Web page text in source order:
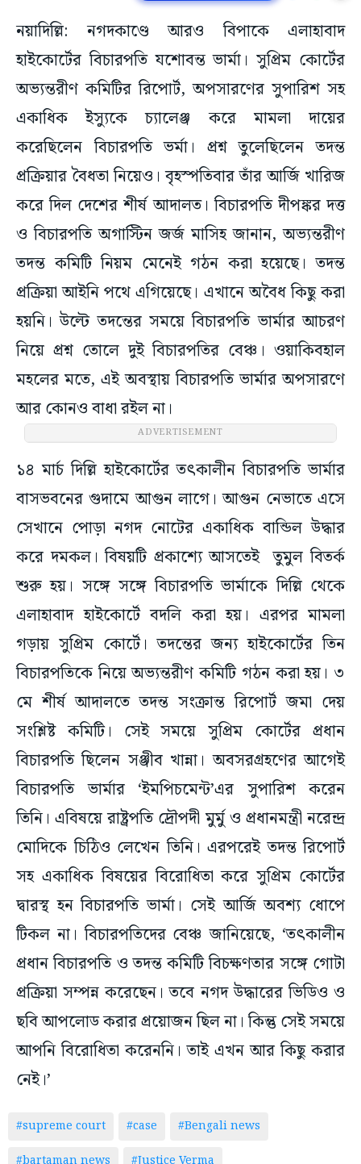
নয়াদিল্লি: নগদকাণ্ডে আরও বিপাকে এলাহাবাদ
হাইকোর্টের বিচারপতি যশোবন্ত ভার্মা। সুপ্রিম কোর্টের
অভ্যন্তরীণ কমিটির রিপোর্ট, অপসারণের সুপারিশ সহ
একাধিক ইস্যুকে চ্যালেঞ্জ করে মামলা দায়ের
করেছিলেন বিচারপতি ভর্মা। প্রশ্ন তুলেছিলেন তদন্ত
প্রক্রিয়ার বৈধতা নিয়েও। বৃহস্পতিবার তাঁর আর্জি খারিজ
করে দিল দেশের শীর্ষ আদালত। বিচারপতি দীপঙ্কর দত্ত
ও বিচারপতি অগাস্টিন জর্জ মাসিহ জানান, অভ্যন্তরীণ
তদন্ত কমিটি নিয়ম মেনেই গঠন করা হয়েছে। তদন্ত
প্রক্রিয়া আইনি পথে এগিয়েছে। এখানে অবৈধ কিছু করা
হয়নি। উল্টে তদন্তের সময়ে বিচারপতি ভার্মার আচরণ
নিয়ে প্রশ্ন তোলে দুই বিচারপতির বেঞ্চ। ওয়াকিবহাল
মহলের মতে, এই অবস্থায় বিচারপতি ভার্মার অপসারণে
আর কোনও বাধা রইল না।
ADVERTISEMENT
১৪ মার্চ দিল্লি হাইকোর্টের তৎকালীন বিচারপতি ভার্মার
বাসভবনের গুদামে আগুন লাগে। আগুন নেভাতে এসে
সেখানে পোড়া নগদ নোটের একাধিক বান্ডিল উদ্ধার
করে দমকল। বিষয়টি প্রকাশ্যে আসতেই তুমুল বিতর্ক
শুরু হয়। সঙ্গে সঙ্গে বিচারপতি ভার্মাকে দিল্লি থেকে
এলাহাবাদ হাইকোর্টে বদলি করা হয়। এরপর মামলা
গড়ায় সুপ্রিম কোর্টে। তদন্তের জন্য হাইকোর্টের তিন
বিচারপতিকে নিয়ে অভ্যন্তরীণ কমিটি গঠন করা হয়। ৩
মে শীর্ষ আদালতে তদন্ত সংক্রান্ত রিপোর্ট জমা দেয়
সংশ্লিষ্ট কমিটি। সেই সময়ে সুপ্রিম কোর্টের প্রধান
বিচারপতি ছিলেন সঞ্জীব খান্না। অবসরগ্রহণের আগেই
বিচারপতি ভার্মার ‘ইমপিচমেন্ট’এর সুপারিশ করেন
তিনি। এবিষয়ে রাষ্ট্রপতি দ্রৌপদী মুর্মু ও প্রধানমন্ত্রী নরেন্দ্র
মোদিকে চিঠিও লেখেন তিনি। এরপরেই তদন্ত রিপোর্ট
সহ একাধিক বিষয়ের বিরোধিতা করে সুপ্রিম কোর্টের
দ্বারস্থ হন বিচারপতি ভার্মা। সেই আর্জি অবশ্য ধোপে
টিকল না। বিচারপতিদের বেঞ্চ জানিয়েছে, ‘তৎকালীন
প্রধান বিচারপতি ও তদন্ত কমিটি বিচক্ষণতার সঙ্গে গোটা
প্রক্রিয়া সম্পন্ন করেছেন। তবে নগদ উদ্ধারের ভিডিও ও
ছবি আপলোড করার প্রয়োজন ছিল না। কিন্তু সেই সময়ে
আপনি বিরোধিতা করেননি। তাই এখন আর কিছু করার
নেই।’
#supreme court #case
#Bengali news